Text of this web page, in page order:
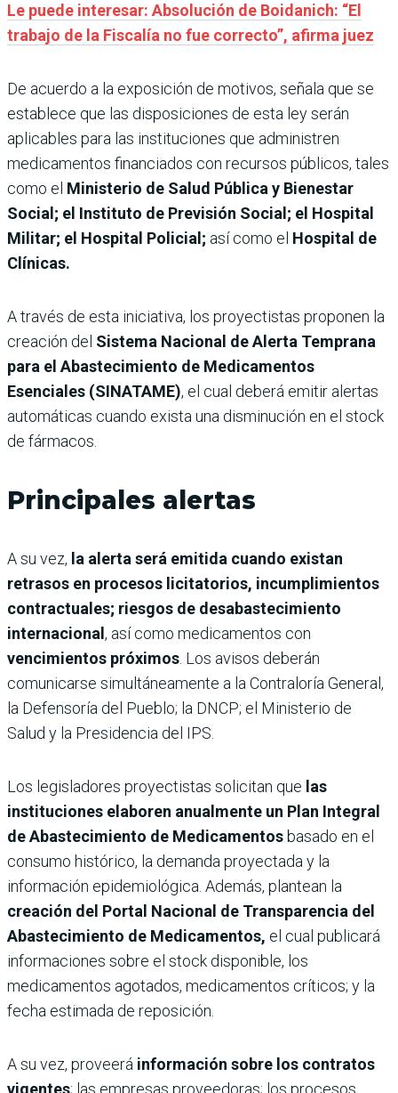
Le puede interesar: Absolución de Boidanich: “El
trabajo de la Fiscalía no fue correcto”, afirma juez
De acuerdo a la exposición de motivos, señala que se
establece que las disposiciones de esta ley serán
aplicables para las instituciones que administren
medicamentos financiados con recursos públicos, tales
como el Ministerio de Salud Pública y Bienestar
Social; el Instituto de Previsión Social; el Hospital
Militar; el Hospital Policial; así como el Hospital de
Clínicas.
A través de esta iniciativa, los proyectistas proponen la
creación del Sistema Nacional de Alerta Temprana
para el Abastecimiento de Medicamentos
Esenciales (SINATAME), el cual deberá emitir alertas
automáticas cuando exista una disminución en el stock
de fármacos.
Principales alertas
A su vez, la alerta será emitida cuando existan
retrasos en procesos licitatorios, incumplimientos
contractuales; riesgos de desabastecimiento
internacional , así como medicamentos con
vencimientos próximos. Los avisos deberán
comunicarse simultáneamente a la Contraloría General,
la Defensoría del Pueblo; la DNCP; el Ministerio de
Salud y la Presidencia del IPS.
Los legisladores proyectistas solicitan que las
instituciones elaboren anualmente un Plan Integral
de Abastecimiento de Medicamentos basado en el
consumo histórico, la demanda proyectada y la
información epidemiológica. Además, plantean la
creación del Portal Nacional de Transparencia del
Abastecimiento de Medicamentos, el cual publicará
informaciones sobre el stock disponible, los
medicamentos agotados, medicamentos críticos; y la
fecha estimada de reposición.
A su vez, proveerá información sobre los contratos